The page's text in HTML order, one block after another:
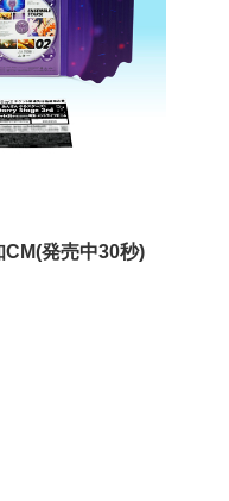
発売中30秒)